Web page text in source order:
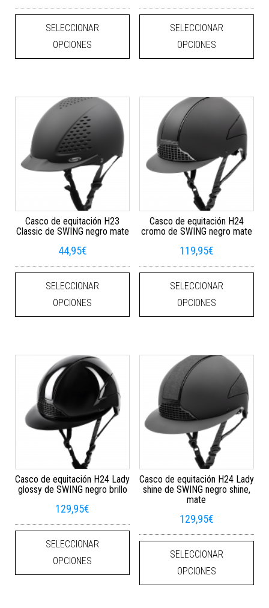
SELECCIONAR
OPCIONES
Este producto tiene múltiples
SELECCIONAR
OPCIONES
Casco de equitación H23
Classic de SWING negro mate
44,95€
SELECCIONAR
OPCIONES
Este producto tiene múltiples
Casco de equitación H24
cromo de SWING negro mate
119,95€
SELECCIONAR
OPCIONES
Casco de equitación H24 Lady
glossy de SWING negro brillo
129,95€
SELECCIONAR
OPCIONES
Este producto tiene múltiples
Casco de equitación H24 Lady
shine de SWING negro shine,
mate
129,95€
SELECCIONAR
OPCIONES